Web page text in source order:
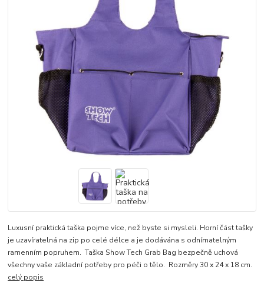
Luxusní praktická taška pojme více, než byste si mysleli. Horní část tašky
je uzavíratelná na zip po celé délce a je dodávána s odnímatelným
ramenním popruhem. Taška Show Tech Grab Bag bezpečně uchová
všechny vaše základní potřeby pro péči o tělo. Rozměry 30 x 24 x 18 cm.
celý popis